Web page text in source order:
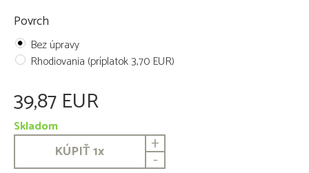
Povrch
Bez úpravy
Rhodiovania (príplatok 3,70 EUR)
39,87 EUR
Skladom
KÚPIŤ1x +
-